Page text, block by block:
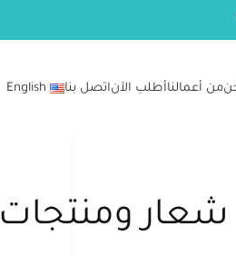
من أعمالناأطلب الآناتصل بنا English